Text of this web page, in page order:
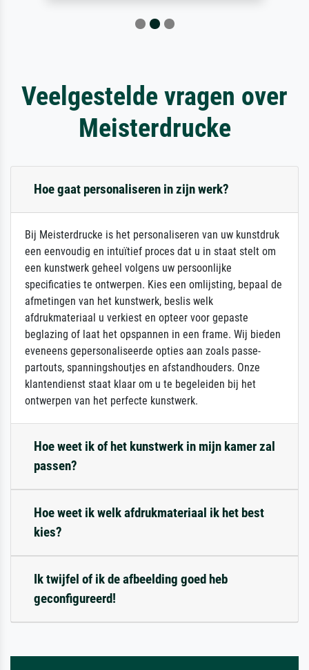
Veelgestelde vragen over
Meisterdrucke
Hoe gaat personaliseren in zijn werk?
Bij Meisterdrucke is het personaliseren van uw kunstdruk
een eenvoudig en intuïtief proces dat u in staat stelt om
een kunstwerk geheel volgens uw persoonlijke
specificaties te ontwerpen. Kies een omlijsting, bepaal de
afmetingen van het kunstwerk, beslis welk
afdrukmateriaal u verkiest en opteer voor gepaste
beglazing of laat het opspannen in een frame. Wij bieden
eveneens gepersonaliseerde opties aan zoals passe-
partouts, spanningshoutjes en afstandhouders. Onze
klantendienst staat klaar om u te begeleiden bij het
ontwerpen van het perfecte kunstwerk.
Hoe weet ik of het kunstwerk in mijn kamer zal
passen?
Hoe weet ik welk afdrukmateriaal ik het best
kies?
Ik twijfel of ik de afbeelding goed heb
geconfigureerd!